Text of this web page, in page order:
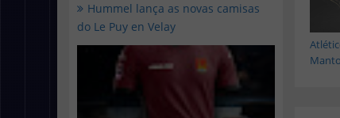
Hummel lança as novas camisas
do Le Puy en Velay